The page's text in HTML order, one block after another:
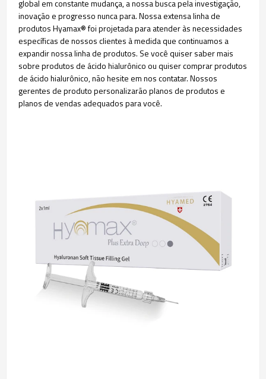
global em constante mudança, a nossa busca pela investigação,
inovação e progresso nunca para. Nossa extensa linha de
produtos Hyamax® foi projetada para atender às necessidades
específicas de nossos clientes à medida que continuamos a
expandir nossa linha de produtos. Se você quiser saber mais
sobre produtos de ácido hialurônico ou quiser comprar produtos
de ácido hialurônico, não hesite em nos contatar. Nossos
gerentes de produto personalizarão planos de produtos e
planos de vendas adequados para você.